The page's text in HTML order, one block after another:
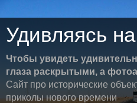
Удивляясь
Чтобы увидеть
глаза раскрытыми, а
Сайт про исторические
приколы нового времени